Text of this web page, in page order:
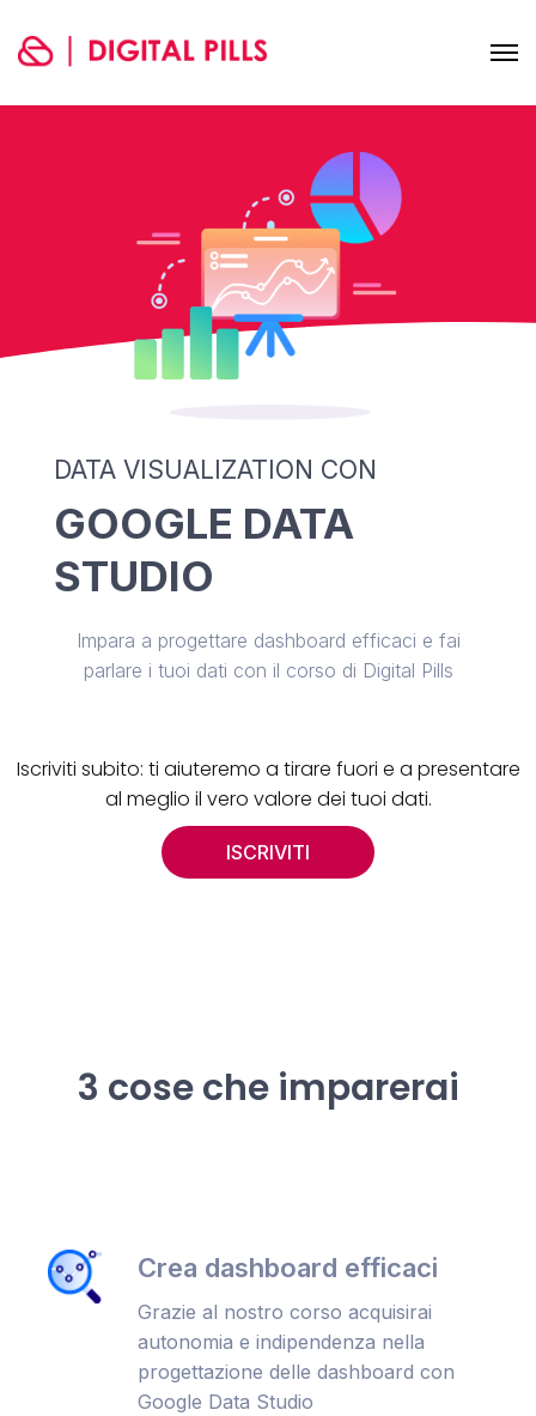
DATA VISUALIZATION CON
GOOGLE DATA
STUDIO
Impara a progettare dashboard efficaci e fai
parlare i tuoi dati con il corso di Digital Pills
Iscriviti subito: ti aiuteremo a tirare fuori e a presentare
al meglio il vero valore dei tuoi dati.
ISCRIVITI
3 cose che imparerai
Crea dashboard efficaci
Grazie al nostro corso acquisirai
autonomia e indipendenza nella
progettazione delle dashboard con
Google Data Studio